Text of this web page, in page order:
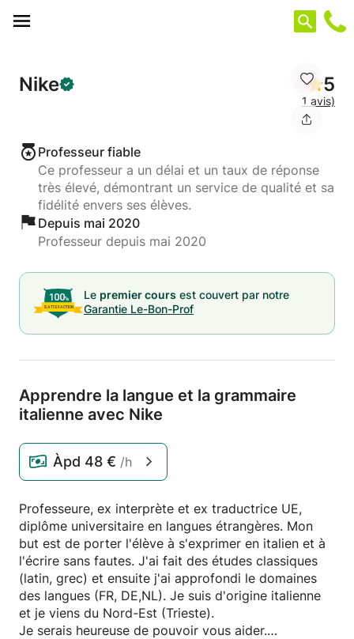
Nike 5
1 avis)
Professeur fiable
Ce professeur a un délai et un taux de réponse
très élevé, démontrant un service de qualité et sa
fidélité envers ses élèves.
Depuis mai 2020
Professeur depuis mai 2020
Le premier cours est couvert par notre
Garantie Le-Bon-Prof
Apprendre la langue et la grammaire
italienne avec Nike
Àpd 48 € /h
Professeure, ex interprète et ex traductrice UE,
diplôme universitaire en langues étrangères. Mon
but est de porter l'élève à s'exprimer en italien et à
l'écrire sans fautes. J'ai fait des études classiques
(latin, grec) et ensuite j'ai approfondi le domaines
des langues (FR, DE,NL). Je suis d'origine italienne
et je viens du Nord-Est (Trieste).
Je serais heureuse de pouvoir vous aider.